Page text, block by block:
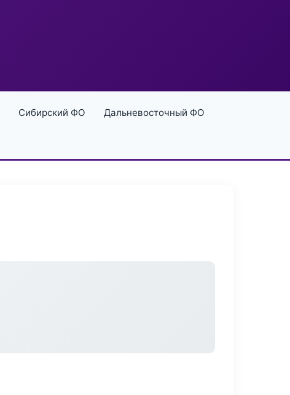
Сибирский ФО Дальневосточный ФО